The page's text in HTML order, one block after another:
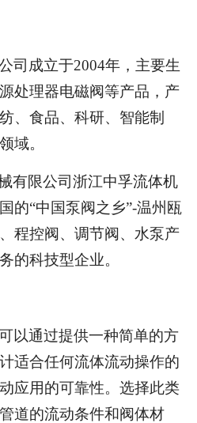
司成立于2004年，主要生
处理器电磁阀等产品，产
、食品、科研、智能制
域。
有限公司浙江中孚流体机
的“中国泵阀之乡”-温州瓯
程控阀、调节阀、水泵产
的科技型企业。
以通过提供一种简单的方
适合任何流体流动操作的
应用的可靠性。选择此类
道的流动条件和阀体材